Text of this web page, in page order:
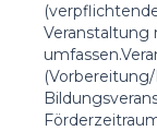
Veranstaltung